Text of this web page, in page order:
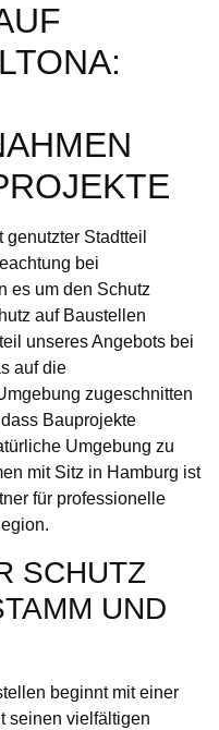
F
Stadtteil
bei
es um den Schutz
auf Baustellen
unseres Angebots bei
auf die
zugeschnitten
Bauprojekte
Umgebung zu
mit Sitz in Hamburg ist
für professionelle
SCHUTZ
UND
beginnt mit einer
seinen vielfältigen